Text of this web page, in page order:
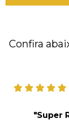
Confira
"Super